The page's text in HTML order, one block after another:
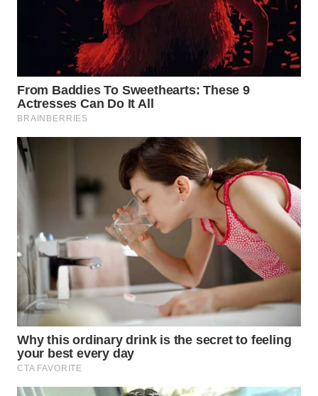
GORONTALO
SULUT
WN
MALUKU
WN
DAIRI
DANAU
TOBA
WN
NIAS